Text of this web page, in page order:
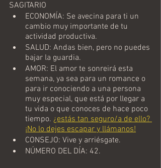
SAGITARIO
ECONOMÍA: Se avecina para ti un
cambio muy importante de tu
actividad productiva.
SALUD: Andas bien, pero no puedes
bajar la guardia.
AMOR: El amor te sonreirá esta
semana, ya sea para un romance o
para ir conociendo a una persona
muy especial, que está por llegar a
tu vida o que conoces de hace poco
tiempo. ¿estás tan seguro/a de ello?
¡No lo dejes escapar y llámanos!
CONSEJO: Vive y arriésgate.
NÚMERO DEL DÍA: 42.